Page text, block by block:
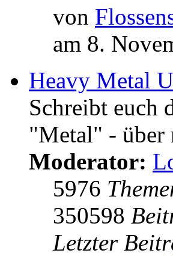
von
am 8.
Heavy Metal
Schreibt euch
"Metal" - über
Moderator:
5976
350598
Letzter